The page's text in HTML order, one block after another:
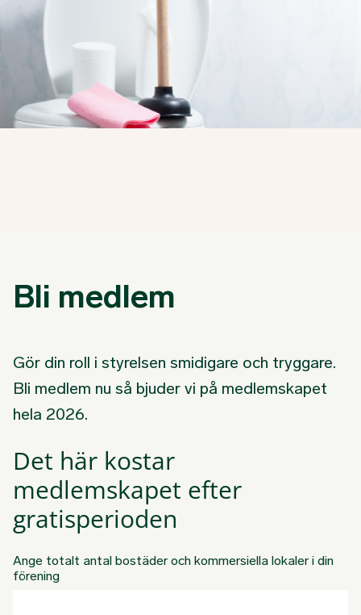
Bli medlem
Gör din roll i styrelsen smidigare och tryggare.
Bli medlem nu så bjuder vi på medlemskapet
hela 2026.
Det här kostar
medlemskapet efter
gratisperioden
Ange totalt antal bostäder och kommersiella lokaler i din
förening